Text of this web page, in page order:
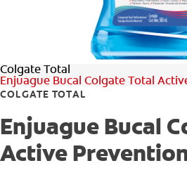
Colgate Total
Enjuague Bucal Colgate Total
COLGATE TOTAL
Enjuague Bucal
Active